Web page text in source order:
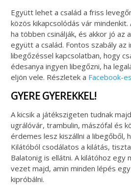
Együtt lehet a család a friss
közös kikapcsolódás vár
ha többen csinálják, és akkor jó az
együtt a család. Fontos szabály az
libegőzéssel kapcsolatban, hogy
édesanya ingyen libegőzni, ha
eljön vele. Részletek a Facebook-
GYERE GYEREKKEL!
A kicsik a játékszigeten tudnak
ugrálóvár, trambulin, mászófal és
érdemes lesz kiszállni a libegőből,
Kilátóból csodálatos a kilátás,
Balatonig is ellátni. A kilátóhoz egy
vezet majd, amin minden lépés
kipróbálni.